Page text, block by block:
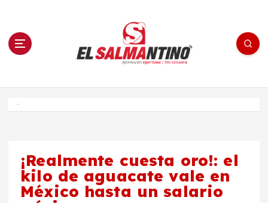
n El Salmantino - medios/noticias/editorial
¡Realmente cuesta oro!: el
kilo de aguacate vale en
México hasta un salario